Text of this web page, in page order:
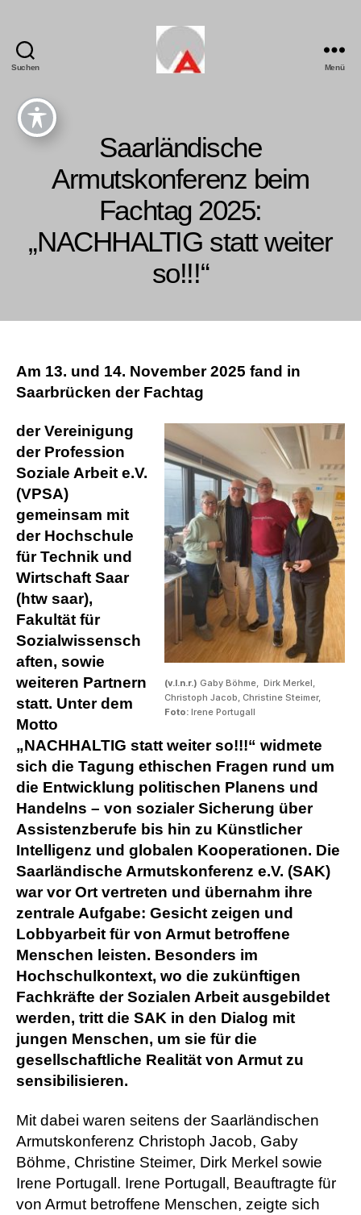
Suchen Menü
Saarländische
Armutskonferenz beim
Fachtag 2025:
„NACHHALTIG statt weiter
so!!!“
Am 13. und 14. November 2025 fand in
Saarbrücken der Fachtag
(v.l.n.r.) Gaby Böhme, Dirk Merkel,
Christoph Jacob, Christine Steimer,
Foto: Irene Portugall
der Vereinigung
der Profession
Soziale Arbeit e.V.
(VPSA)
gemeinsam mit
der Hochschule
für Technik und
Wirtschaft Saar
(htw saar),
Fakultät für
Sozialwissensch
aften, sowie
weiteren Partnern
statt. Unter dem
Motto
„NACHHALTIG statt weiter so!!!“ widmete
sich die Tagung ethischen Fragen rund um
die Entwicklung politischen Planens und
Handelns – von sozialer Sicherung über
Assistenzberufe bis hin zu Künstlicher
Intelligenz und globalen Kooperationen. Die
Saarländische Armutskonferenz e.V. (SAK)
war vor Ort vertreten und übernahm ihre
zentrale Aufgabe: Gesicht zeigen und
Lobbyarbeit für von Armut betroffene
Menschen leisten. Besonders im
Hochschulkontext, wo die zukünftigen
Fachkräfte der Sozialen Arbeit ausgebildet
werden, tritt die SAK in den Dialog mit
jungen Menschen, um sie für die
gesellschaftliche Realität von Armut zu
sensibilisieren.
Mit dabei waren seitens der Saarländischen
Armutskonferenz Christoph Jacob, Gaby
Böhme, Christine Steimer, Dirk Merkel sowie
Irene Portugall. Irene Portugall, Beauftragte für
von Armut betroffene Menschen, zeigte sich